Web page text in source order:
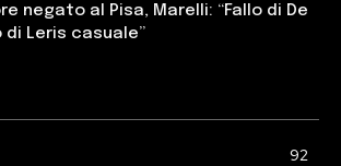
negato al Pisa, Marelli: “Fallo di De
di Leris casuale”
92